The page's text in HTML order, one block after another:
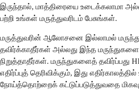
இருந்தால், மாத்திரையை உடைக்கலாமா
பற்றி உங்கள் மருத்துவரிடம் பேசுங்கள்.
மருத்துவரின் ஆலோசனை இல்லாமல்
தவிர்க்காதீர்கள் அல்லது இந்த
நிறுத்தாதீர்கள். மருந்துகளைத் தவிர்ப்பது
எதிர்ப்புத் தெரிவிக்கும், இது
நோய்த்தொற்றைக் கட்டுப்படுத்துவதை